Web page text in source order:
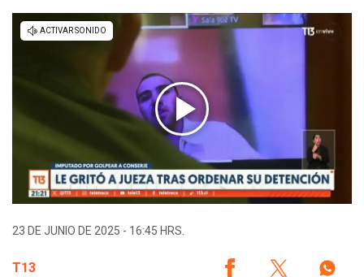
23 DE JUNIO DE 2025 - 16:45 HRS.
T13